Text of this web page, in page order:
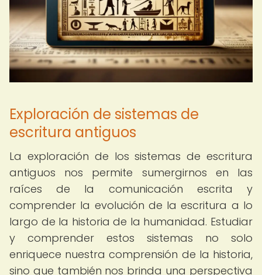
Exploración de sistemas de
escritura antiguos
La exploración de los sistemas de escritura
antiguos nos permite sumergirnos en las
raíces de la comunicación escrita y
comprender la evolución de la escritura a lo
largo de la historia de la humanidad. Estudiar
y comprender estos sistemas no solo
enriquece nuestra comprensión de la historia,
sino que también nos brinda una perspectiva